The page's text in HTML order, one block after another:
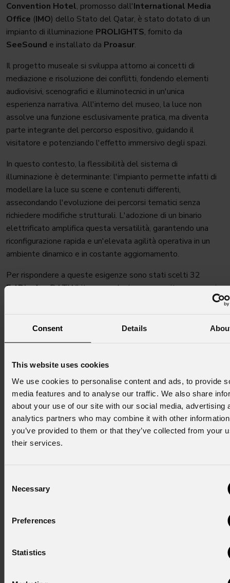
Consent Details
This website uses cookies
We use cookies to personalise content and ads, to provide
media features and to analyse our traffic. We also share
about your use of our site with our social media, advertising
analytics partners who may combine it with other
you’ve provided to them or that they’ve collected from your
their services.
Selection
Necessary
Preferences
Statistics
Convention Hotel, promosso dall'International Media
Office (IMO) dello Stato del Qatar, è stato dotato di un
impianto di illuminazione PROLIGHTS, fornito da
SeeSound e installato da Proasur.
Il progetto museale si sviluppa attorno ai concetti di
mediazione e risoluzione dei conflitti, fondendo elementi
audiovisivi, scenografici e illuminotecnici in un'unica
esperienza narrativa. All'interno del museo, la luce non
assolve una funzione esclusivamente pratica, ma diventa
parte integrante del percorso espositivo, guidando il
visitatore e potenziando l'effetto immersivo degli spazi.
In questo contesto, la flessibilità del sistema di
illuminazione è determinante: l'impianto permette infatti di
modellare la luce su scene e contenuti differenti,
assecondando l'evoluzione dei percorsi tematici senza
richiedere modifiche strutturali. L'adozione di un binario
elettrificato amplifica questa versatilità, garantendo una
riconfigurazione rapida e un'elevata agilità operativa in un
ambiente dinamico e in costante aggiornamento.
Per rispondere a queste esigenze sono stati scelti 32
EclDisplayDATWhite, una soluzione concepita per musei,
su tecnologia LED ad alte prestazioni, i proiettori offrono un
controllo preciso del fascio e una resa cromatica ottimizzata,
superfici ed elementi espositivi. La compatibilità con sistemi
di controllo professionali come DMX e DALI, insieme alla
configurazione tramite RDM, permette una gestione
avanzata delle scene luminose adattata alle esigenze
specifiche di ciascuna area del museo.
L'installazione presso il museo Pathway to Peace consolida